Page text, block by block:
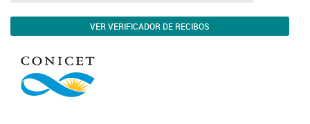
VER VERIFICADOR DE RECIBOS